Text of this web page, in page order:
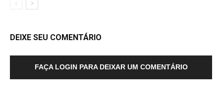
DEIXE SEU COMENTÁRIO
FAÇA LOGIN PARA DEIXAR UM COMENTÁRIO